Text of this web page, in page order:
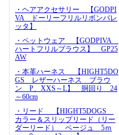
・ヘアアクセサリー 【GODPI
VA ドーリーフリルリボンバレ
ッタ】
・ペットウェア 【GODPIVA
ハートフリルブラウス】 GP25
AW
・本革ハーネス 【HIGHT5DO
GS レザーハーネス ブラウ
ン P、XXS～L】 胴回り 24
～60cm
・リード 【HIGHT5DOGS
カラー＆スリップリード（リー
ダーリード） ベージュ 5ｍ